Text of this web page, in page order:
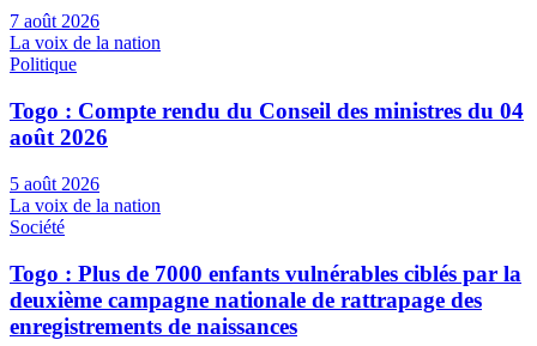
7 août 2026
La voix de la nation
Politique
Togo : Compte rendu du Conseil des ministres du 04
août 2026
5 août 2026
La voix de la nation
Société
Togo : Plus de 7000 enfants vulnérables ciblés par la
deuxième campagne nationale de rattrapage des
enregistrements de naissances